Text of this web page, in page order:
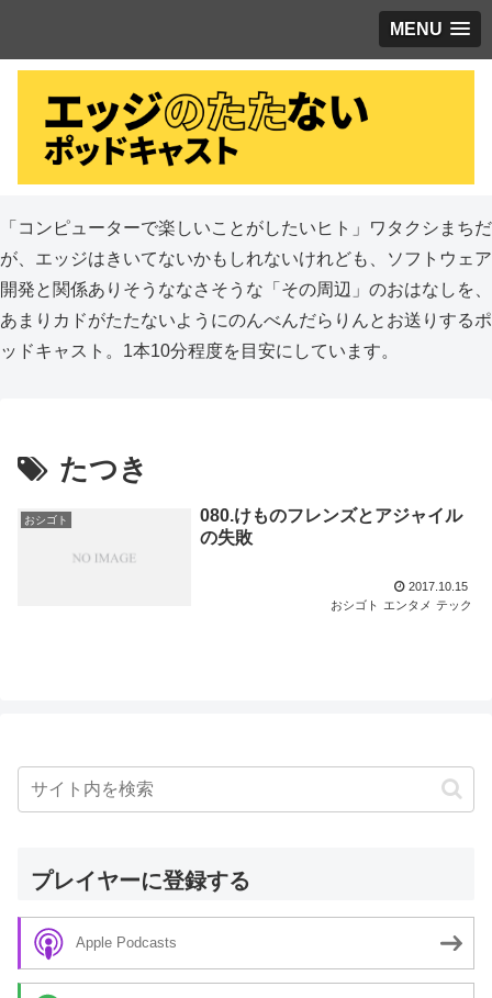
MENU
「コンピューターで楽しいことがしたいヒト」ワタクシまちだ
が、エッジはきいてないかもしれないけれども、ソフトウェア
開発と関係ありそうななさそうな「その周辺」のおはなしを、
あまりカドがたたないようにのんべんだらりんとお送りするポ
ッドキャスト。1本10分程度を目安にしています。
たつき
おシゴト
080.けものフレンズとアジャイル
の失敗
2017.10.15
おシゴト エンタメ テック
プレイヤーに登録する
Apple Podcasts